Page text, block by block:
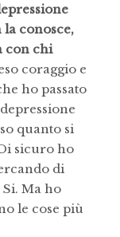
conosce,
con chi
coraggio e
ho passato
quanto si
sicuro ho
di
Ma ho
le cose più